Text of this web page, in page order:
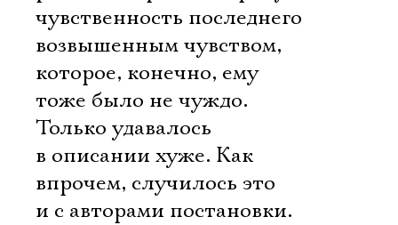
чувственность последнего
возвышенным чувством,
которое, конечно, ему
тоже было не чуждо.
Только удавалось
в описании хуже. Как
впрочем, случилось это
и с авторами постановки.